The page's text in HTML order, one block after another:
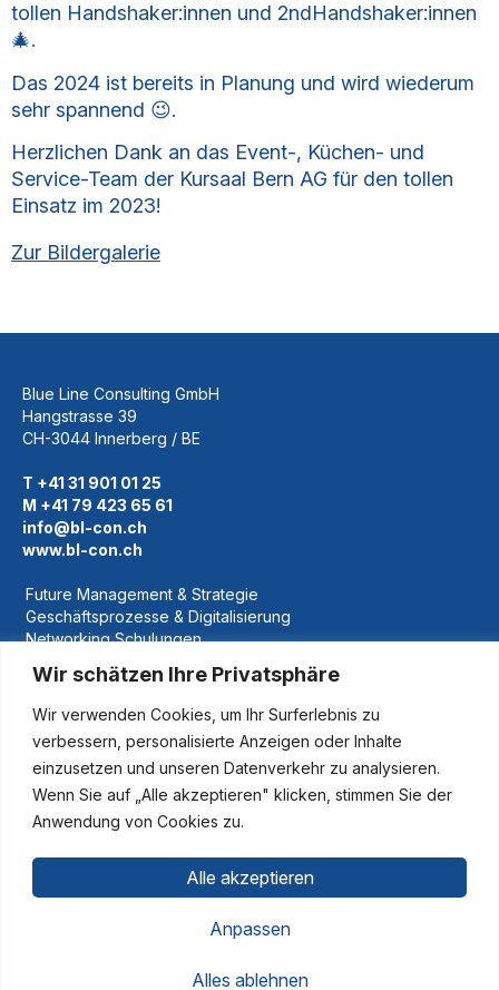
Wir schätzen Ihre Privatsphäre
Wir verwenden Cookies, um Ihr Surferlebnis zu
verbessern, personalisierte Anzeigen oder Inhalte
einzusetzen und unseren Datenverkehr zu analysieren.
Wenn Sie auf „Alle akzeptieren" klicken, stimmen Sie der
Anwendung von Cookies zu.
Anpassen
Alles ablehnen
Alle akzeptieren
tollen Handshaker:innen und 2ndHandshaker:innen
🎄.
Das 2024 ist bereits in Planung und wird wiederum
sehr spannend 😉.
Herzlichen Dank an das Event-, Küchen- und
Service-Team der Kursaal Bern AG für den tollen
Einsatz im 2023!
Zur Bildergalerie
Blue Line Consulting GmbH
Hangstrasse 39
CH-3044 Innerberg / BE
T +41 31 901 01 25
M +41 79 423 65 61
info@bl-con.ch
www.bl-con.ch
Future Management & Strategie
Geschäftsprozesse & Digitalisierung
Networking Schulungen
Referenzen
News
FAQ
Kontakt
Datenschutz